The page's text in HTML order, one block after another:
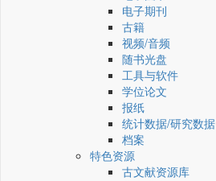
电子期刊
古籍
视频/音频
随书光盘
工具与软件
学位论文
报纸
统计数据/研究数据
档案
特色资源
古文献资源库